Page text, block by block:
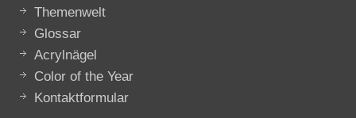
Themenwelt
Glossar
Acrylnägel
Color of the Year
Kontaktformular